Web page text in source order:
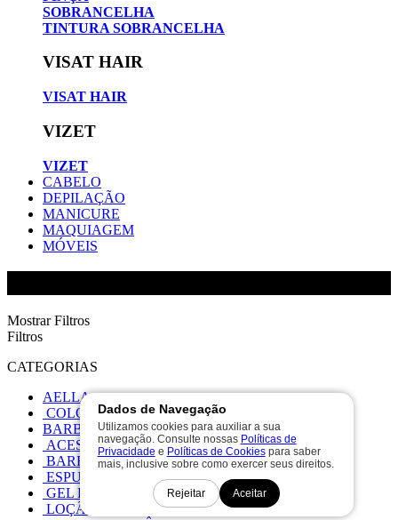
SOBRANCELHA
TINTURA SOBRANCELHA
VISAT HAIR
VISAT HAIR
VIZET
VIZET
CABELO
DEPILAÇÃO
MANICURE
MAQUIAGEM
MÓVEIS
Mostrar Filtros
Filtros
CATEGORIAS
AELLA
COLORAÇAO
BARBEARIA
ACESSÓRIOS BARBEARIA
BARBEARIA
ESPUMA CREME BARBEARIA
GEL BARBEARIA
LOÇÃO BARBEARIA
Dados de Navegação
Utilizamos cookies para auxiliar a sua
navegação. Consulte nossas Políticas de
Privacidade e Políticas de Cookiespara saber
mais, inclusive sobre como exercer seus direitos.
Rejeitar Aceitar